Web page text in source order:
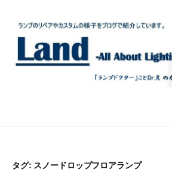
タグ: スノードロップフロアランプ